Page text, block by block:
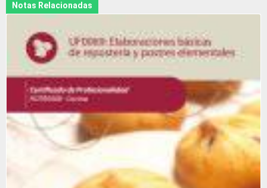
Notas Relacionadas